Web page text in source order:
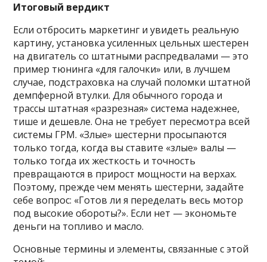
Итоговый вердикт
Если отбросить маркетинг и увидеть реальную
картину, установка усиленных цельных шестерен
на двигатель со штатными распредвалами — это
пример тюнинга «для галочки» или, в лучшем
случае, подстраховка на случай поломки штатной
демпферной втулки. Для обычного города и
трассы штатная «разрезная» система надежнее,
тише и дешевле. Она не требует пересмотра всей
системы ГРМ. «Злые» шестерни просыпаются
только тогда, когда вы ставите «злые» валы —
только тогда их жесткость и точность
превращаются в прирост мощности на верхах.
Поэтому, прежде чем менять шестерни, задайте
себе вопрос: «Готов ли я переделать весь мотор
под высокие обороты?». Если нет — экономьте
деньги на топливо и масло.
Основные термины и элементы, связанные с этой